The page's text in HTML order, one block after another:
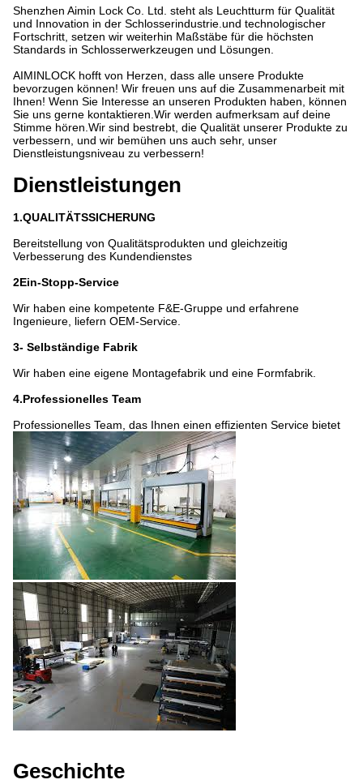
Shenzhen Aimin Lock Co. Ltd. steht als Leuchtturm für Qualität
und Innovation in der Schlosserindustrie.und technologischer
Fortschritt, setzen wir weiterhin Maßstäbe für die höchsten
Standards in Schlosserwerkzeugen und Lösungen.
AIMINLOCK hofft von Herzen, dass alle unsere Produkte
bevorzugen können! Wir freuen uns auf die Zusammenarbeit mit
Ihnen! Wenn Sie Interesse an unseren Produkten haben, können
Sie uns gerne kontaktieren.Wir werden aufmerksam auf deine
Stimme hören.Wir sind bestrebt, die Qualität unserer Produkte zu
verbessern, und wir bemühen uns auch sehr, unser
Dienstleistungsniveau zu verbessern!
Dienstleistungen
1.QUALITÄTSSICHERUNG
Bereitstellung von Qualitätsprodukten und gleichzeitig
Verbesserung des Kundendienstes
2Ein-Stopp-Service
Wir haben eine kompetente F&E-Gruppe und erfahrene
Ingenieure, liefern OEM-Service.
3- Selbständige Fabrik
Wir haben eine eigene Montagefabrik und eine Formfabrik.
4.Professionelles Team
Professionelles Team, das Ihnen einen effizienten Service bietet
Geschichte